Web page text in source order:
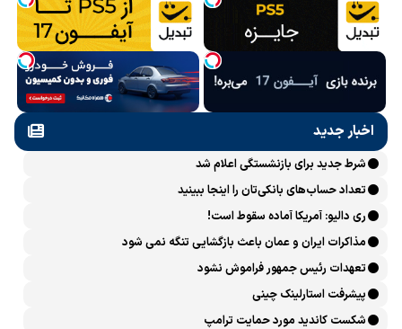
اخبار جدید
شرط جدید برای بازنشستگی اعلام شد
تعداد حساب‌های بانکی‌تان را اینجا ببینید
ری دالیو: آمریکا آماده سقوط است!
مذاکرات ایران و عمان باعث بازگشایی تنگه نمی شود
تعهدات رئیس جمهور فراموش نشود
پیشرفت ‏استارلینک چینی
شکست کاندید مورد حمایت ترامپ